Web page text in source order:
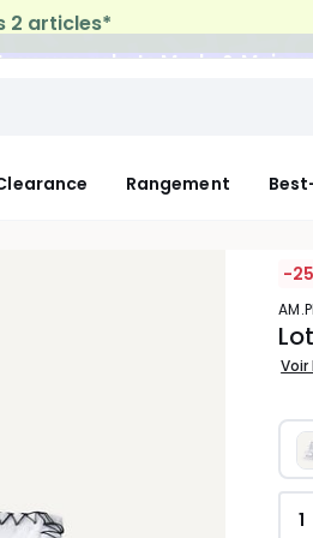
vos achats Mode & Maison
Rangement
-
1